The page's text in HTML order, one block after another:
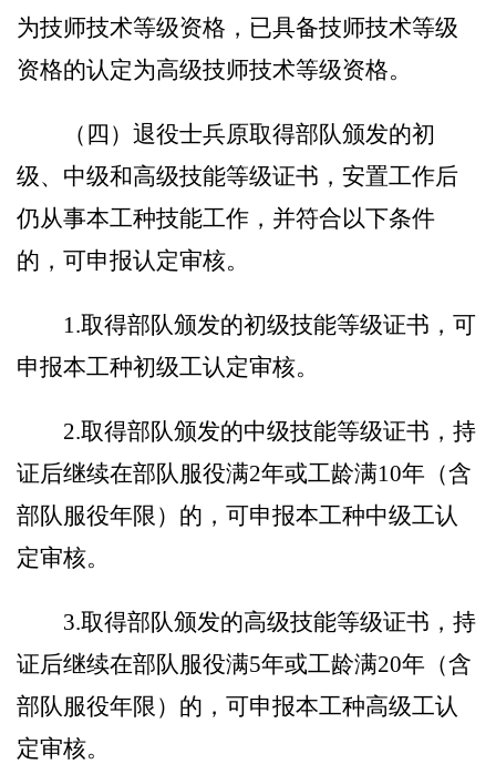
为技师技术等级资格，已具备技师技术等级
资格的认定为高级技师技术等级资格。
（四） 退役士兵原取得部队颁发的初
级、中级和高级技能等级证书，安置工作后
仍从事本工种技能工作，并符合以下条件
的，可申报认定审核。
1.取得部队颁发的初级技能等级证书，可
申报本工种初级工认定审核。
2.取得部队颁发的中级技能等级证书，持
证后继续在部队服役满2年或工龄满10年（含
部队服役年限）的，可申报本工种中级工认
定审核。
3.取得部队颁发的高级技能等级证书，持
证后继续在部队服役满5年或工龄满20年（含
部队服役年限）的，可申报本工种高级工认
定审核。